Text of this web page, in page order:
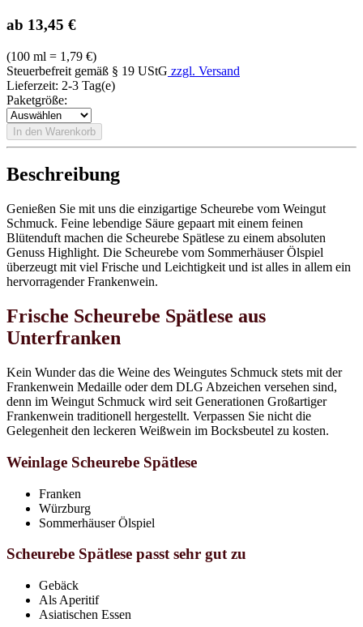
ab 13,45 €
(100 ml = 1,79 €)
Steuerbefreit gemäß § 19 UStG zzgl. Versand
Lieferzeit: 2-3 Tag(e)
Paketgröße:
In den Warenkorb
Beschreibung
Genießen Sie mit uns die einzigartige Scheurebe vom Weingut
Schmuck. Feine lebendige Säure gepaart mit einem feinen
Blütenduft machen die Scheurebe Spätlese zu einem absoluten
Genuss Highlight. Die Scheurebe vom Sommerhäuser Ölspiel
überzeugt mit viel Frische und Leichtigkeit und ist alles in allem ein
hervorragender Frankenwein.
Frische Scheurebe Spätlese aus
Unterfranken
Kein Wunder das die Weine des Weingutes Schmuck stets mit der
Frankenwein Medaille oder dem DLG Abzeichen versehen sind,
denn im Weingut Schmuck wird seit Generationen Großartiger
Frankenwein traditionell hergestellt. Verpassen Sie nicht die
Gelegenheit den leckeren Weißwein im Bocksbeutel zu kosten.
Weinlage Scheurebe Spätlese
Franken
Würzburg
Sommerhäuser Ölspiel
Scheurebe Spätlese passt sehr gut zu
Gebäck
Als Aperitif
Asiatischen Essen